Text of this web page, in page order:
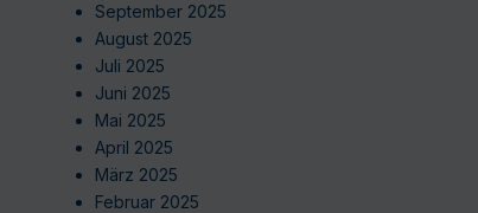
September 2025
August 2025
Juli 2025
Juni 2025
Mai 2025
April 2025
März 2025
Februar 2025